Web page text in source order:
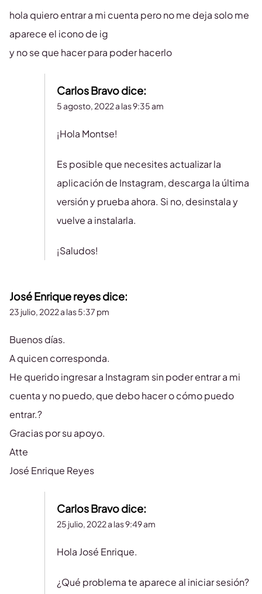
hola quiero entrar a mi cuenta pero no me deja solo me
aparece el icono de ig
y no se que hacer para poder hacerlo
Carlos Bravodice:
5 agosto, 2022 a las 9:35 am
¡Hola Montse!
Es posible que necesites actualizar la
aplicación de Instagram, descarga la última
versión y prueba ahora. Si no, desinstala y
vuelve a instalarla.
¡Saludos!
José Enrique reyesdice:
23 julio, 2022 a las 5:37 pm
Buenos días.
A quicen corresponda.
He querido ingresar a Instagram sin poder entrar a mi
cuenta y no puedo, que debo hacer o cómo puedo
entrar.?
Gracias por su apoyo.
Atte
José Enrique Reyes
Carlos Bravodice:
25 julio, 2022 a las 9:49 am
Hola José Enrique.
¿Qué problema te aparece al iniciar sesión?